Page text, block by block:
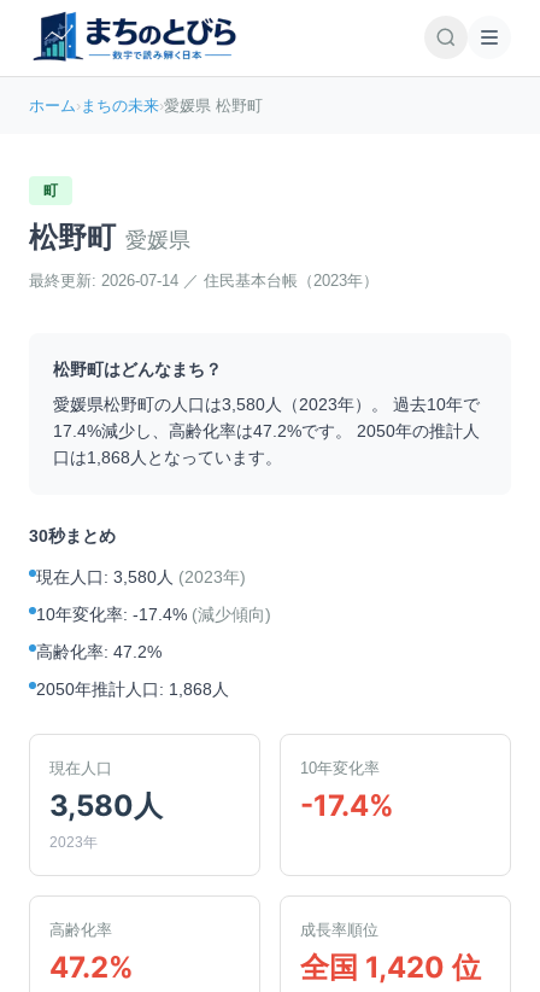
ホーム›まちの未来›愛媛県 松野町
町
松野町 愛媛県
最終更新: 2026-07-14 ／ 住民基本台帳（2023年）
松野町はどんなまち？
愛媛県松野町の人口は3,580人（2023年）。 過去10年で
17.4%減少し、高齢化率は47.2%です。 2050年の推計人
口は1,868 人となっています。
30秒まとめ
現在人口: 3,580人 (2023年)
10年変化率: -17.4% (減少傾向)
高齢化率: 47.2%
2050年推計人口: 1,868人
現在人口
3,580人
2023年
10年変化率
-17.4%
高齢化率
47.2%
成長率順位
全国 1,420 位